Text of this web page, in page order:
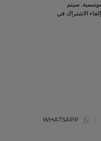
سيتم
الاشتراك في
WHATSAPP